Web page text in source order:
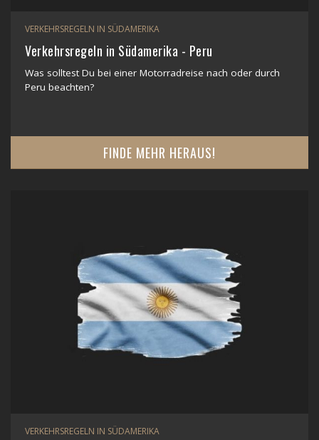
VERKEHRSREGELN IN SÜDAMERIKA
Verkehrsregeln in Südamerika - Peru
Was solltest Du bei einer Motorradreise nach oder durch
Peru beachten?
FINDE MEHR HERAUS!
VERKEHRSREGELN IN SÜDAMERIKA